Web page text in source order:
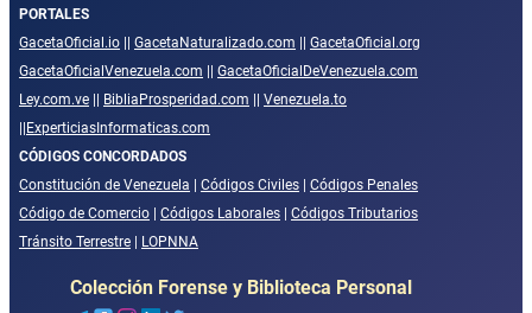
PORTALES
GacetaOficial.io
GacetaNaturalizado.com
GacetaOficial.org
GacetaOficialVenezuela.com
GacetaOficialDeVenezuela.com
Ley.com.ve
BibliaProsperidad.com
Venezuela.to
ExperticiasInformaticas.com
CÓDIGOS CONCORDADOS
Constitución de Venezuela
Códigos Civiles
Códigos Penales
Código de Comercio
Códigos Laborales
Códigos Tributarios
Tránsito Terrestre
LOPNNA
Colección Forense y Biblioteca Personal